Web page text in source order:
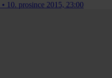
• 10. prosince 2015, 23:00